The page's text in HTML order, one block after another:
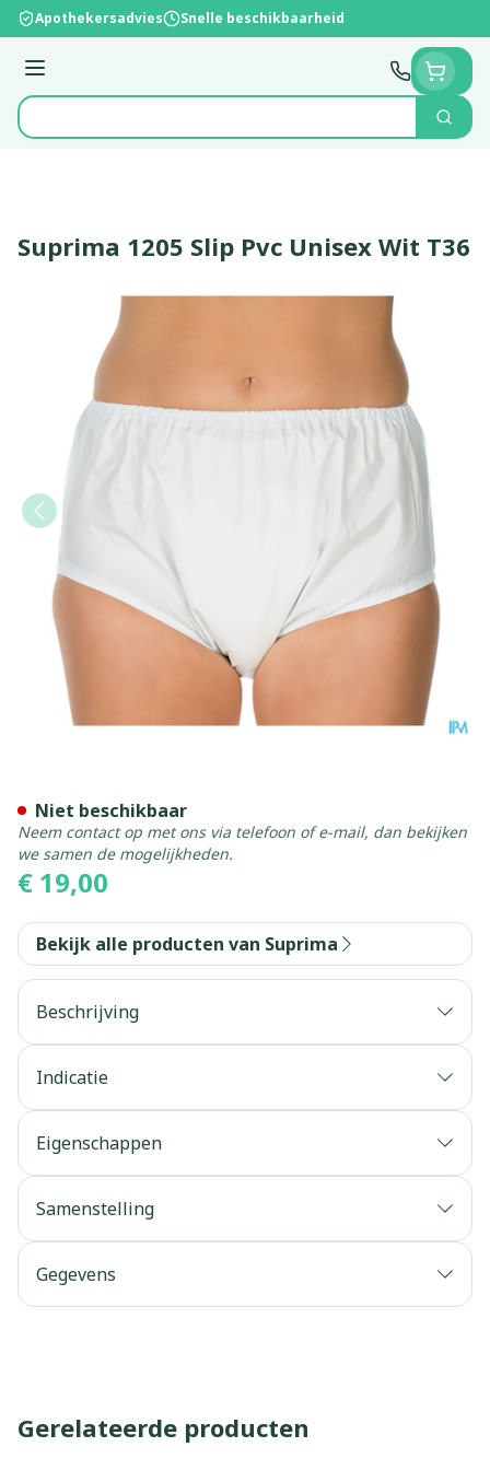
Ga naar de inhoud
Apothekersadvies Snelle beschikbaarheid
Menu
Product, merk, categorie...
Zoek
Suprima 1205 Slip Pvc Unisex Wit T36
€ 19,00
Niet beschikbaar
Neem contact op met ons via telefoon of e-mail, dan bekijken
we samen de mogelijkheden.
Bekijk alle producten van Suprima
Beschrijving
Indicatie
Eigenschappen
Samenstelling
Gegevens
Gerelateerde producten